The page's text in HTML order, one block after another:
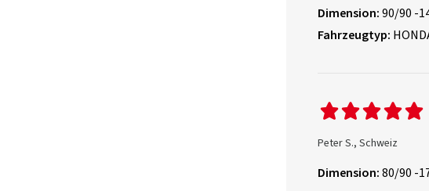
Dimension:90/90 -
Fahrzeugtyp:
Peter S., Schweiz
Dimension:80/90 -